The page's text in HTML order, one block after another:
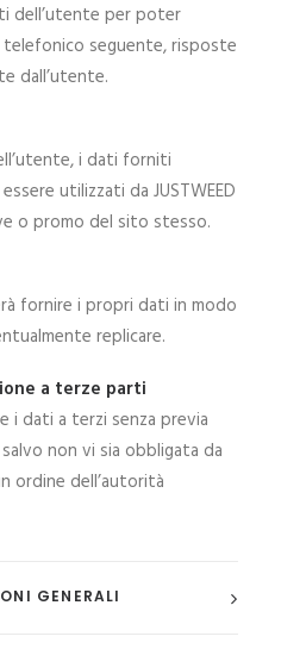
dell’utente per poter
seguente, risposte
dall’utente.
i dati forniti
utilizzati da JUSTWEED
o promo del sito stesso.
fornire i propri dati in modo
replicare.
a terze parti
i dati a terzi senza previa
non vi sia obbligata da
ordine dell’autorità
GENERALI